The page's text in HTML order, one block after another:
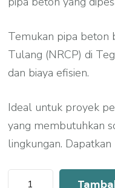
Temukan pipa beton
Tulang (NRCP) di
dan biaya efisien.
Ideal untuk proyek
yang membutuhkan
lingkungan.
Kuantitas